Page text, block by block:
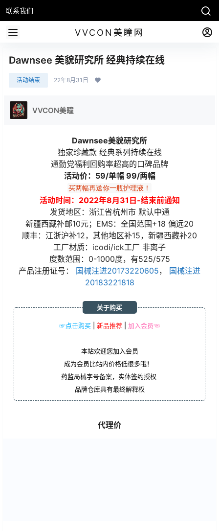
联系我们
VVCON美瞳网
Dawnsee 美貌研究所 经典持续在线
活动结束 22年8月31日
VVCON美瞳
Dawnsee美貌研究所
独家珍藏款 经典系列持续在线
通勤党福利回购率超高的口碑品牌
活动价：59/单幅 99/两幅
买两幅再送你一瓶护理液！
活动时间：2022年8月31日-结束前通知
发货地区：浙江省杭州市 默认中通
新疆西藏补邮10元；EMS：全国范围+18 偏远20
顺丰：江浙沪补12，其他地区补15，新疆西藏补20
工厂材质：icodi/ick工厂 非离子
度数范围：0-1000度，有525/575
产品注册证号： 国械注进20173220605， 国械注进
20183221818
☞点击购买 新品推荐 加入会员☜
关于购买
本站欢迎您加入会员
成为会员比站内价格低很多哦！
药监局械字号备案，实体签约授权
品牌仓库具有最终解释权
代理价